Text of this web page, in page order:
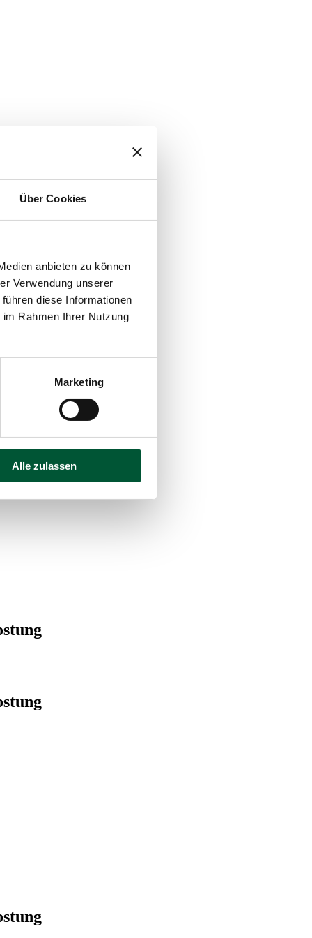
Über Cookies
anbieten zu können
Verwendung unserer
diese Informationen
Rahmen Ihrer Nutzung
Marketing
Alle zulassen